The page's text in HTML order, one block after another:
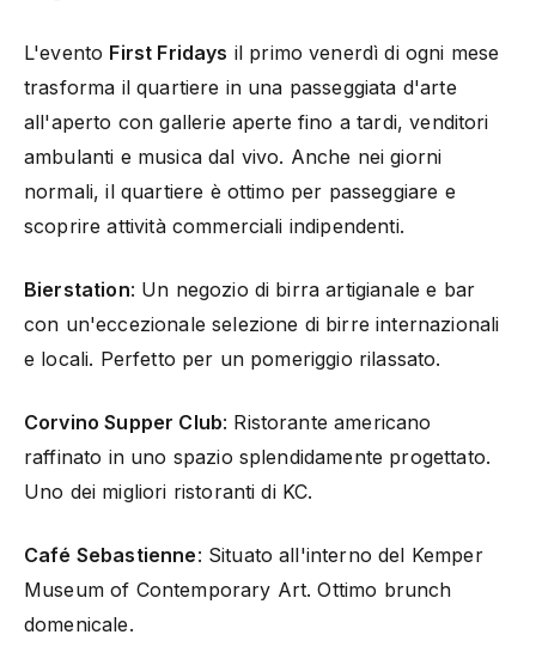
L'evento First Fridays il primo venerdì di ogni mese
trasforma il quartiere in una passeggiata d'arte
all'aperto con gallerie aperte fino a tardi, venditori
ambulanti e musica dal vivo. Anche nei giorni
normali, il quartiere è ottimo per passeggiare e
scoprire attività commerciali indipendenti.
Bierstation: Un negozio di birra artigianale e bar
con un'eccezionale selezione di birre internazionali
e locali. Perfetto per un pomeriggio rilassato.
Corvino Supper Club: Ristorante americano
raffinato in uno spazio splendidamente progettato.
Uno dei migliori ristoranti di KC.
Café Sebastienne: Situato all'interno del Kemper
Museum of Contemporary Art. Ottimo brunch
domenicale.